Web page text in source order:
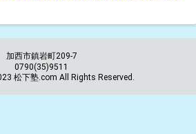
加西市鎮岩町209-7
0790(35)9511
松下塾.com All Rights Reserved.